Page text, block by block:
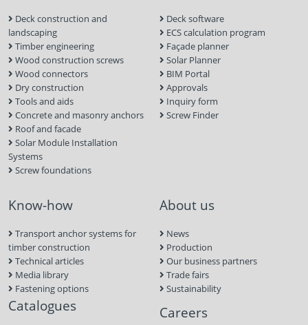
Deck construction and
landscaping
Timber engineering
Wood construction screws
Wood connectors
Dry construction
Tools and aids
Concrete and masonry anchors
Roof and facade
Solar Module Installation
Systems
Screw foundations
Deck software
ECS calculation program
Façade planner
Solar Planner
BIM Portal
Approvals
Inquiry form
Screw Finder
Know-how
Transport anchor systems for
timber construction
Technical articles
Media library
Fastening options
Catalogues
About us
News
Production
Our business partners
Trade fairs
Sustainability
Careers